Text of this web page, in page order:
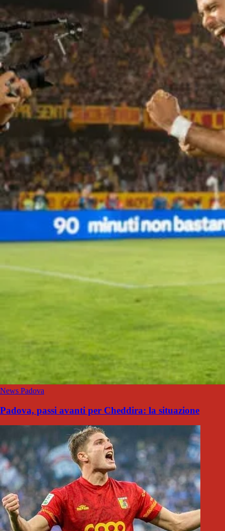
News Padova
Padova, passi avanti per Cheddira: la situazione